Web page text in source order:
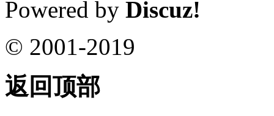
Powered by Discuz!
© 2001-2019
返回顶部